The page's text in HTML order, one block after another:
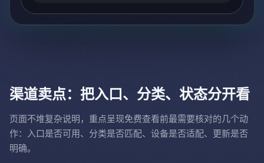
渠道卖点：把入口、分类、状态分开看
页面不堆复杂说明，重点呈现免费查看前最需要核对的几个动
作：入口是否可用、分类是否匹配、设备是否适配、更新是否
明确。